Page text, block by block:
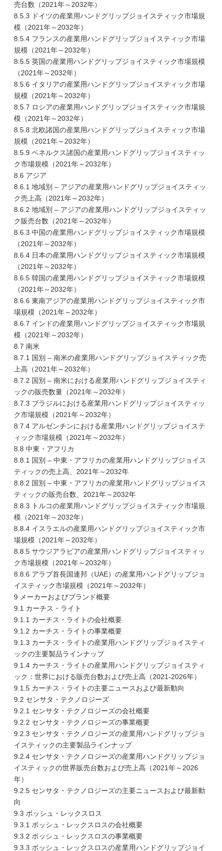
売台数（2021年～2032年）
8.5.3 ドイツの産業用ハンドグリップジョイスティック市場規
模（2021年～2032年）
8.5.4 フランスの産業用ハンドグリップジョイスティック市場
規模（2021年～2032年）
8.5.5 英国の産業用ハンドグリップジョイスティック市場規模
（2021年～2032年）
8.5.6 イタリアの産業用ハンドグリップジョイスティック市場
規模（2021年～2032年）
8.5.7 ロシアの産業用ハンドグリップジョイスティック市場規
模（2021年～2032年）
8.5.8 北欧諸国の産業用ハンドグリップジョイスティック市場
規模（2021年～2032年）
8.5.9 ベネルクス諸国の産業用ハンドグリップジョイスティッ
ク市場規模（2021年～2032年）
8.6 アジア
8.6.1 地域別 – アジアの産業用ハンドグリップジョイスティッ
ク売上高（2021年～2032年）
8.6.2 地域別 – アジアの産業用ハンドグリップジョイスティッ
ク販売台数（2021年～2032年）
8.6.3 中国の産業用ハンドグリップジョイスティック市場規模
（2021年～2032年）
8.6.4 日本の産業用ハンドグリップジョイスティック市場規模
（2021年～2032年）
8.6.5 韓国の産業用ハンドグリップジョイスティック市場規模
（2021年～2032年）
8.6.6 東南アジアの産業用ハンドグリップジョイスティック市
場規模（2021年～2032年）
8.6.7 インドの産業用ハンドグリップジョイスティック市場規
模（2021年～2032年）
8.7 南米
8.7.1 国別 – 南米の産業用ハンドグリップジョイスティック売
上高（2021年～2032年）
8.7.2 国別 – 南米における産業用ハンドグリップジョイスティ
ックの販売数量（2021年～2032年）
8.7.3 ブラジルにおける産業用ハンドグリップジョイスティッ
ク市場規模（2021年～2032年）
8.7.4 アルゼンチンにおける産業用ハンドグリップジョイステ
ィック市場規模（2021年～2032年）
8.8 中東・アフリカ
8.8.1 国別 – 中東・アフリカの産業用ハンドグリップジョイス
ティックの売上高、2021年～2032年
8.8.2 国別 – 中東・アフリカの産業用ハンドグリップジョイス
ティックの販売台数、2021年～2032年
8.8.3 トルコの産業用ハンドグリップジョイスティック市場規
模（2021年～2032年）
8.8.4 イスラエルの産業用ハンドグリップジョイスティック市
場規模（2021年～2032年）
8.8.5 サウジアラビアの産業用ハンドグリップジョイスティッ
ク市場規模（2021年～2032年）
8.8.6 アラブ首長国連邦（UAE）の産業用ハンドグリップジョ
イスティック市場規模（2021年～2032年）
9 メーカーおよびブランド概要
9.1 カーチス・ライト
9.1.1 カーチス・ライトの会社概要
9.1.2 カーチス・ライトの事業概要
9.1.3 カーチス・ライトの産業用ハンドグリップジョイスティ
ックの主要製品ラインナップ
9.1.4 カーチス・ライトの産業用ハンドグリップジョイスティ
ック：世界における販売台数および売上高（2021-2026年）
9.1.5 カーチス・ライトの主要ニュースおよび最新動向
9.2 センサタ・テクノロジーズ
9.2.1 センサタ・テクノロジーズの会社概要
9.2.2 センサタ・テクノロジーズの事業概要
9.2.3 センサタ・テクノロジーズの産業用ハンドグリップジョ
イスティックの主要製品ラインナップ
9.2.4 センサタ・テクノロジーズの産業用ハンドグリップジョ
イスティックの世界販売台数および売上高（2021年～2026
年）
9.2.5 センサタ・テクノロジーズの主要ニュースおよび最新動
向
9.3 ボッシュ・レックスロス
9.3.1 ボッシュ・レックスロスの会社概要
9.3.2 ボッシュ・レックスロスの事業概要
9.3.3 ボッシュ・レックスロスの産業用ハンドグリップジョイ